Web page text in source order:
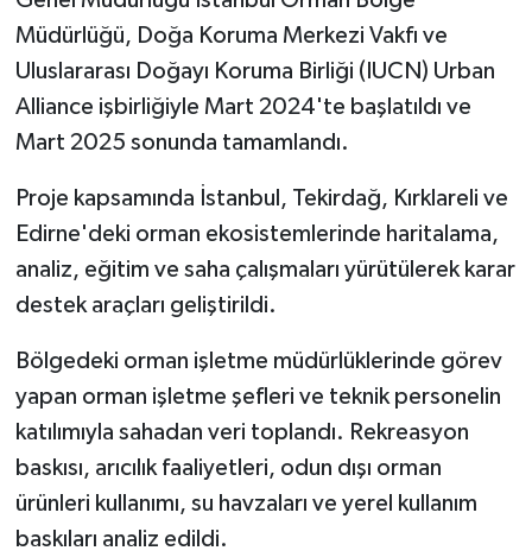
Müdürlüğü, Doğa Koruma Merkezi Vakfı ve
Uluslararası Doğayı Koruma Birliği (IUCN) Urban
Alliance işbirliğiyle Mart 2024'te başlatıldı ve
Mart 2025 sonunda tamamlandı.
Proje kapsamında İstanbul, Tekirdağ, Kırklareli ve
Edirne'deki orman ekosistemlerinde haritalama,
analiz, eğitim ve saha çalışmaları yürütülerek karar
destek araçları geliştirildi.
Bölgedeki orman işletme müdürlüklerinde görev
yapan orman işletme şefleri ve teknik personelin
katılımıyla sahadan veri toplandı. Rekreasyon
baskısı, arıcılık faaliyetleri, odun dışı orman
ürünleri kullanımı, su havzaları ve yerel kullanım
baskıları analiz edildi.